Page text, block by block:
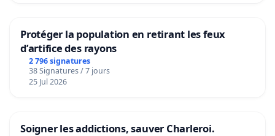
Protéger la population en retirant les feux
d’artifice des rayons
2 796 signatures
38 Signatures / 7 jours
25 Jul 2026
Soigner les addictions, sauver Charleroi.